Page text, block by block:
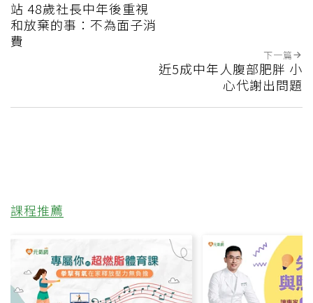
站 48歲社長中年後重視
和放棄的事：不為面子消
費
下一篇
近5成中年人腹部肥胖 小
心代謝出問題
課程推薦